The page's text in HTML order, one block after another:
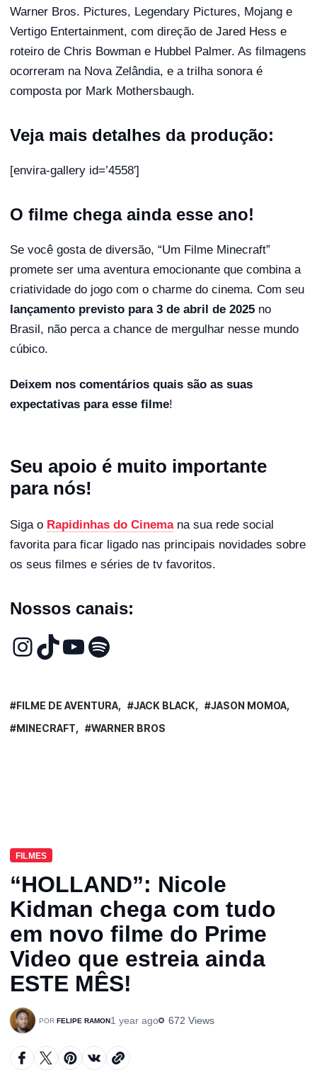
Warner Bros. Pictures, Legendary Pictures, Mojang e
Vertigo Entertainment, com direção de Jared Hess e
roteiro de Chris Bowman e Hubbel Palmer. As filmagens
ocorreram na Nova Zelândia, e a trilha sonora é
composta por Mark Mothersbaugh.
Veja mais detalhes da produção:
[envira-gallery id=’4558′]
O filme chega ainda esse ano!
Se você gosta de diversão, “Um Filme Minecraft”
promete ser uma aventura emocionante que combina a
criatividade do jogo com o charme do cinema. Com seu
lançamento previsto para 3 de abril de 2025 no
Brasil, não perca a chance de mergulhar nesse mundo
cúbico.
Deixem nos comentários quais são as suas
expectativas para esse filme!
Seu apoio é muito importante
para nós!
Siga o Rapidinhas do Cinemana sua rede social
favorita para ficar ligado nas principais novidades sobre
os seus filmes e séries de tv favoritos.
Nossos canais:
FILME DE AVENTURA JACK BLACK
JASON MOMOA
MINECRAFT
WARNER BROS
“HOLLAND”: Nicole
Kidman chega com tudo
em novo filme do Prime
Video que estreia ainda
ESTE MÊS!
FELIPE RAMON
FILMES
1 year ago 672 Views